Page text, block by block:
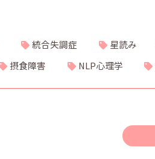
統合失調症 星読み
摂食障害
NLP心理学